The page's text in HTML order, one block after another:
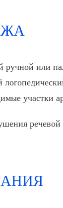
ручной или
участки